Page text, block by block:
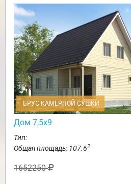
БРУС КАМЕРНОЙ СУШКИ
Дом 7,5х9
Тип:
Общая площадь: 107.62
1652250